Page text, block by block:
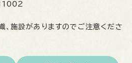
施設がありますのでご注意くださ